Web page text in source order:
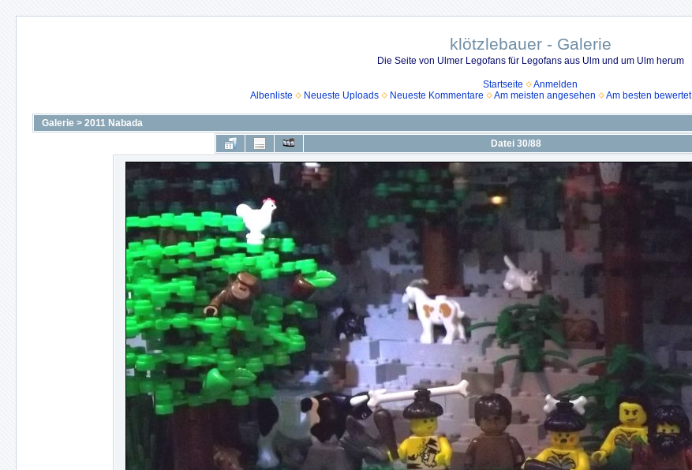
klötzlebauer - Galerie
Die Seite von Ulmer Legofans für Legofans aus Ulm und um Ulm herum
Startseite
Anmelden
Albenliste
Neueste Uploads Neueste Kommentare Am meisten angesehen Am besten bewertet
Galerie > 2011 Nabada
Datei 30/88